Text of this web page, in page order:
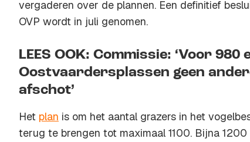
vergaderen over de plannen. Een definitief
OVP wordt in juli genomen.
LEES OOK: Commissie: ‘Voor 980
Oostvaardersplassen geen
afschot’
Het plan is om het aantal grazers in het
terug te brengen tot maximaal 1100. Bijna